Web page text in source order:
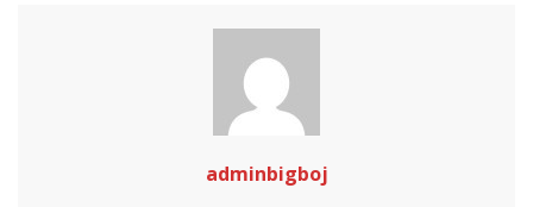
adminbigboj